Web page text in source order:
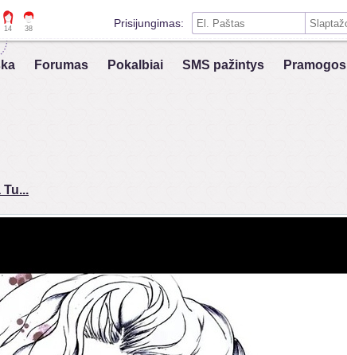
14 38 Prisijungimas:
Prisiminti mane šiame kompiuteryje
Forumas Pokalbiai SMS pažintys Pramogos
Tu...